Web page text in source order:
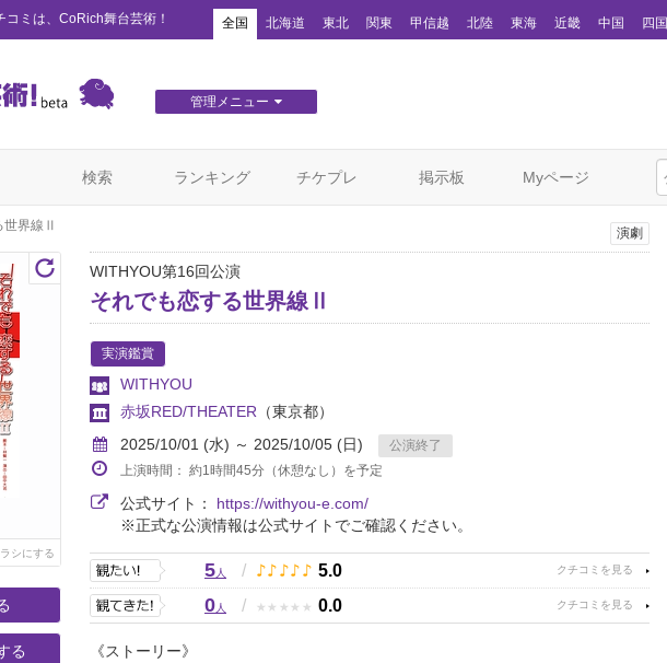
ミは、CoRich舞台芸術！ 全国 北海道 東北 関東 甲信越 北陸 東海 近畿 中国 四国
管理メニュー
検索 ランキング チケプレ 掲示板 Myページ
世界線Ⅱ
シにする
る
演劇
WITHYOU第16回公演
それでも恋する世界線Ⅱ
実演鑑賞
WITHYOU
赤坂RED/THEATER （東京都）
2025/10/01 (水) ～ 2025/10/05 (日)
公演終了
上演時間： 約1時間45分（休憩なし）を予定
公式サイト： https://withyou-e.com/
※正式な公演情報は公式サイトでご確認ください。
5人 / ♪ ♪ ♪ ♪ ♪ 5.0
0人 / ★ ★ ★ ★ ★ 0.0
《ストーリー》